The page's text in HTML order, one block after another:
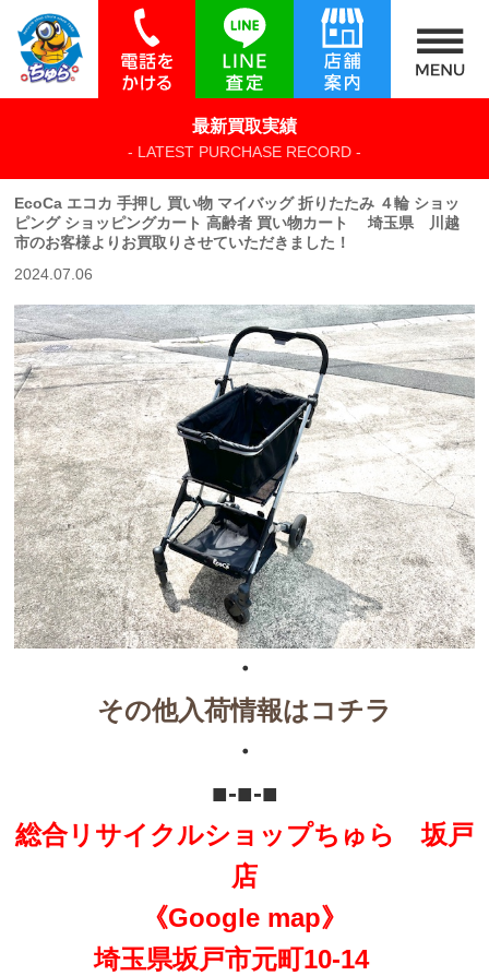
最新買取実績
- LATEST PURCHASE RECORD -
EcoCa エコカ 手押し 買い物 マイバッグ 折りたたみ ４輪 ショッ
ピング ショッピングカート 高齢者 買い物カート 埼玉県 川越
市のお客様よりお買取りさせていただきました！
2024.07.06
・
その他入荷情報はコチラ
・
■-■-■
総合リサイクルショップちゅら 坂戸
店
《Google map》
埼玉県坂戸市元町10-14